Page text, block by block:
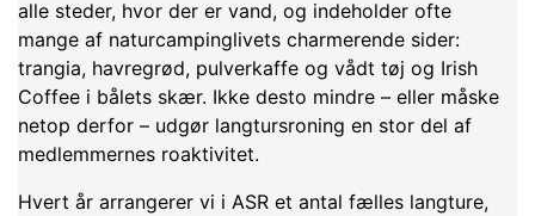
alle steder, hvor der er vand, og indeholder ofte
mange af naturcampinglivets charmerende sider:
trangia, havregrød, pulverkaffe og vådt tøj og Irish
Coffee i bålets skær. Ikke desto mindre – eller måske
netop derfor – udgør langtursroning en stor del af
medlemmernes roaktivitet.
Hvert år arrangerer vi i ASR et antal fælles langture,